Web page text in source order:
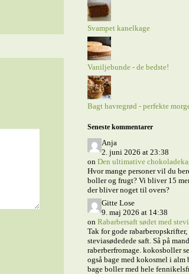
Svampet kanelkage
Vaniljebunde - de bedste!
Bagt havregrød - perfekte
Seneste kommentarer
Anja
2. juni 2026 at 23:38
on Den ultimative
Hvor mange personer vil du
boller og frugt? Vi bliver 15
der bliver noget til overs?
Gitte Lose
9. maj 2026 at 14:38
on Rabarbersaft sødet med
Tak for gode
steviasødedede saft. Så på
raberberfromage. kokosboller
også bage med kokosmel i alm
bage boller med hele